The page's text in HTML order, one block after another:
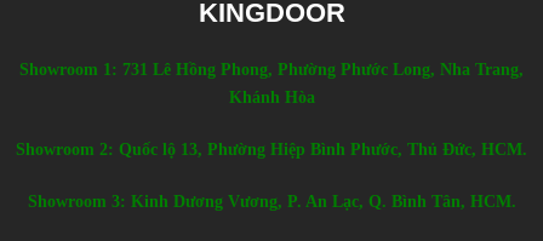
KINGDOOR
Showroom 1: 731 Lê Hồng Phong, Phường Phước Long, Nha Trang,
Khánh Hòa
Showroom 2: Quốc lộ 13, Phường Hiệp Bình Phước, Thủ Đức, HCM.
Showroom 3: Kinh Dương Vương, P. An Lạc, Q. Bình Tân, HCM.